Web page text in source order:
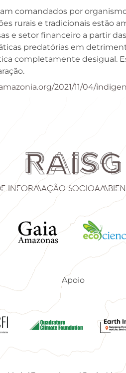
comandados por
rurais e tradicionais estão
e setor financeiro a partir
predatórias em
completamente desigual.
2021/11/04/
Informação
Apoio